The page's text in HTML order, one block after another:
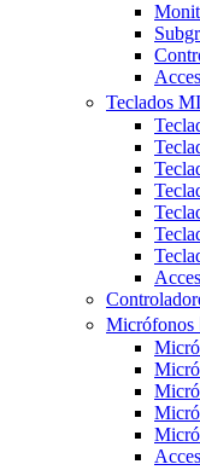
Teclados
Micrófonos